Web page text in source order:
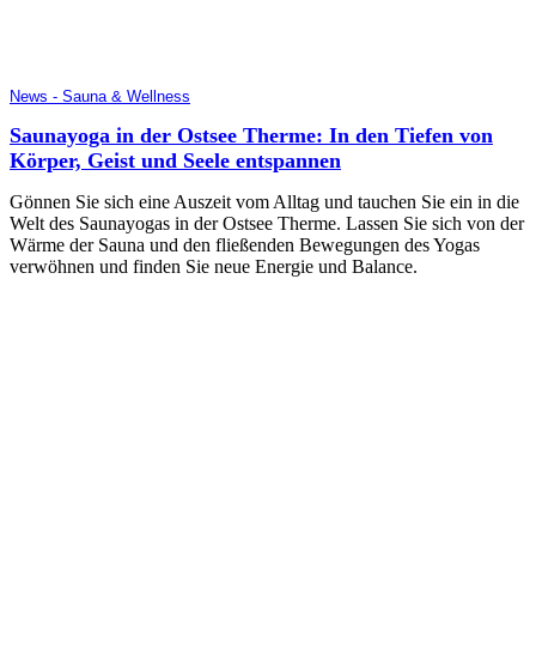
News - Sauna & Wellness
Saunayoga in der Ostsee Therme: In den Tiefen von
Körper, Geist und Seele entspannen
Gönnen Sie sich eine Auszeit vom Alltag und tauchen Sie ein in die
Welt des Saunayogas in der Ostsee Therme. Lassen Sie sich von der
Wärme der Sauna und den fließenden Bewegungen des Yogas
verwöhnen und finden Sie neue Energie und Balance.